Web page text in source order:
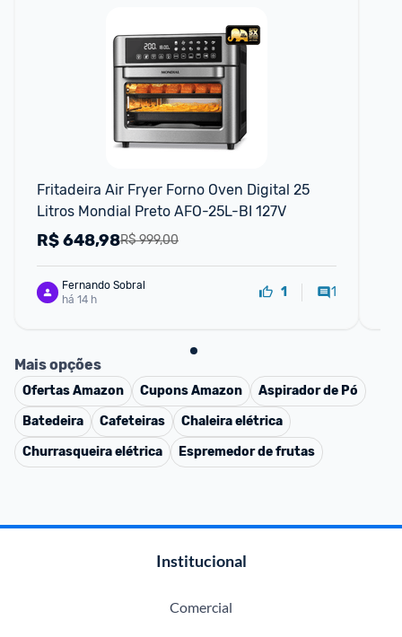
Fritadeira Air Fryer Forno Oven Digital 25
Litros Mondial Preto AFO-25L-BI 127V
R$ 999,00
R$648,98
Fernando Sobral
há 14 h
1 1
Mais opções
OfertasAmazon CuponsAmazon
Aspirador de Pó
Batedeira
Cafeteiras
Chaleira elétrica
Churrasqueira elétrica
Espremedor de frutas
Institucional
Comercial